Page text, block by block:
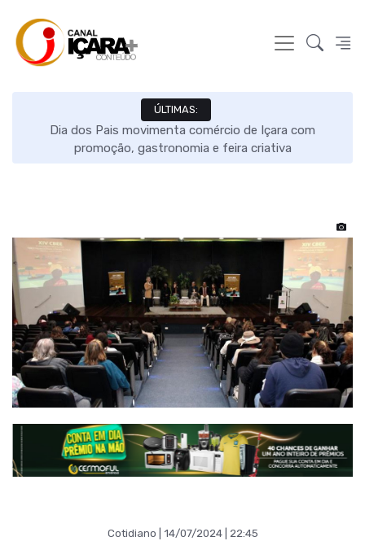
ÚLTIMAS:
Dia dos Pais movimenta comércio de Içara com
promoção, gastronomia e feira criativa
Cotidiano | 14/07/2024 | 22:45